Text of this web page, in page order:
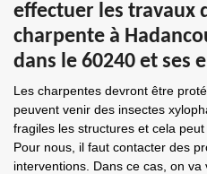
effectuer les travaux
charpente à
dans le 60240 et ses
Les charpentes devront être
peuvent venir des insectes
fragiles les structures et cela
Pour nous, il faut contacter des
interventions. Dans ce cas, on